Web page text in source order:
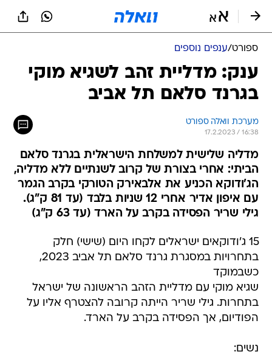
ספורט/ענפים נוספים
ענק: מדליית זהב לשגיא מוקי
בגרנד סלאם תל אביב
מערכת וואלה ספורט
17.2.2023 / 16:38
מדליה שלישית למשלחת הישראלית בגרנד סלאם
הביתי: אחרי בצורת של קרוב לשנתיים ללא מדליה,
הג'ודוקא הכניע את אלבאירק הטורקי בקרב הגמר
עם איפון אדיר אחרי 12 שניות בלבד (עד 81 ק"ג).
גילי שריר הפסידה בקרב על הארד (עד 63 ק"ג)
15 ג'ודוקאים ישראלים לקחו היום (שישי) חלק
בתחרויות במסגרת גרנד סלאם תל אביב 2023,
כשבמוקד
שגיא מוקי עם מדליית הזהב הראשונה של ישראל
בתחרות. גילי שריר הייתה קרובה להצטרף אליו על
הפודיום, אך הפסידה בקרב על הארד.
נשים: